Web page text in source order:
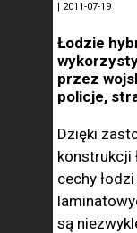
| 2011-07-19
Łodzie
przez
policje,
Dzięki
konstrukcji
cechy
są